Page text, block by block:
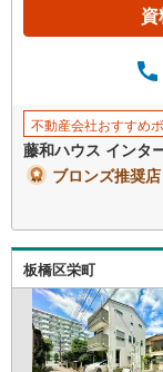
不動産会社おすすめ
藤和ハウス インタ
ブロンズ推奨店
板橋区栄町